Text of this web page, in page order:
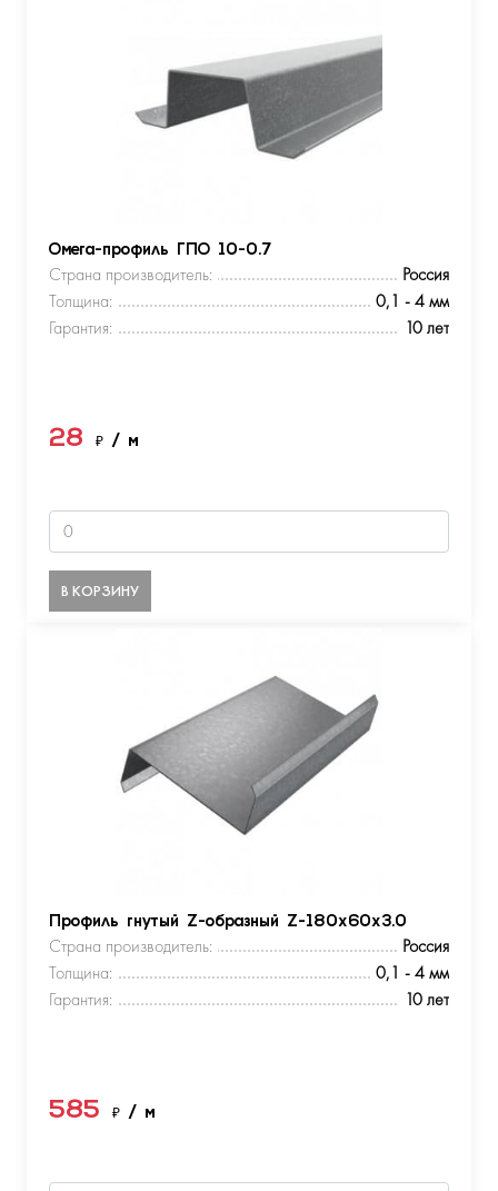
Омега-профиль ГПО 10-0.7
Страна производитель:
Россия
Толщина:
0,1 - 4 мм
Гарантия:
10 лет
28 ₽ / м
В КОРЗИНУ
Профиль гнутый Z-образный Z-180х60х3.0
Страна производитель:
Россия
Толщина:
0,1 - 4 мм
Гарантия:
10 лет
585 ₽ / м